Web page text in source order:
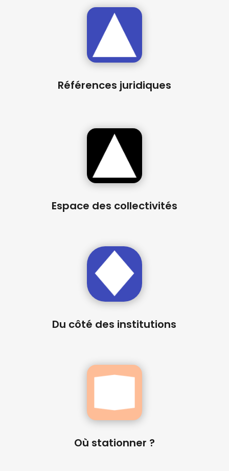
Références juridiques
Espace des collectivités
Du côté des institutions
Où stationner ?